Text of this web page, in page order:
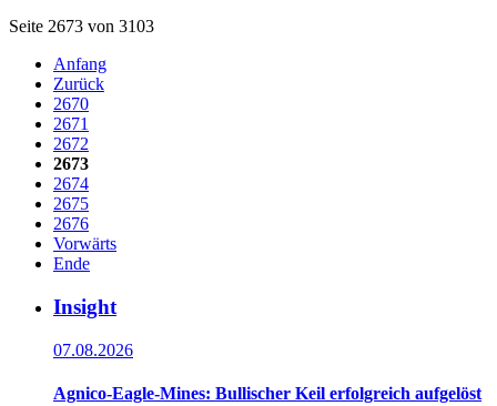
Seite 2673 von 3103
Anfang
Zurück
2670
2671
2672
2673
2674
2675
2676
Vorwärts
Ende
Insight
07.08.2026
Agnico-Eagle-Mines: Bullischer Keil erfolgreich aufgelöst